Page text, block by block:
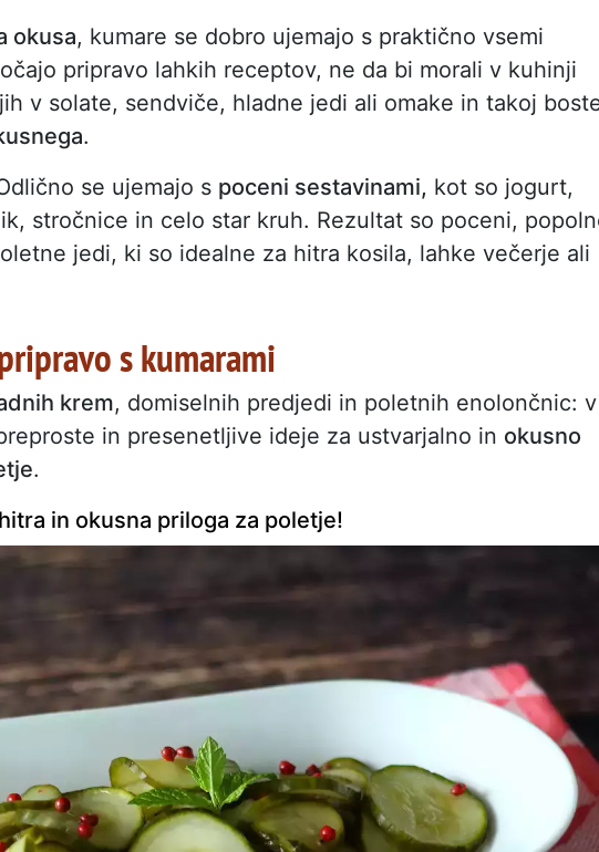
okusa, kumare se dobro ujemajo s praktično vsemi
pripravo lahkih receptov, ne da bi morali v kuhinji
v solate, sendviče, hladne jedi ali omake in takoj
.
se ujemajo s poceni sestavinami, kot so jogurt,
stročnice in celo star kruh. Rezultat so poceni,
jedi, ki so idealne za hitra kosila, lahke večerje ali
s kumarami
krem, domiselnih predjedi in poletnih enolončnic: v
in presenetljive ideje za ustvarjalno in okusno
.
in okusna priloga za poletje!